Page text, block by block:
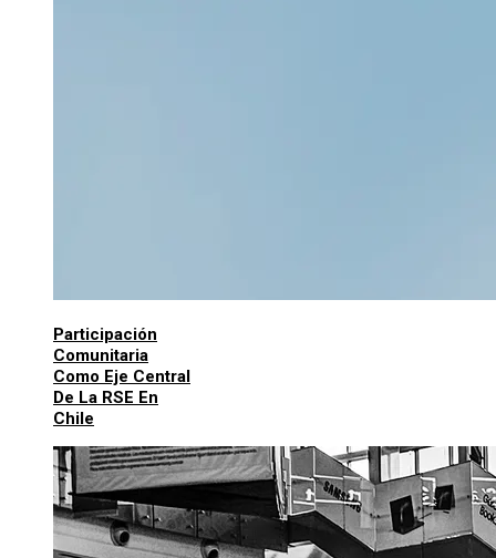
Participación
Comunitaria
Como Eje Central
De La RSE En
Chile